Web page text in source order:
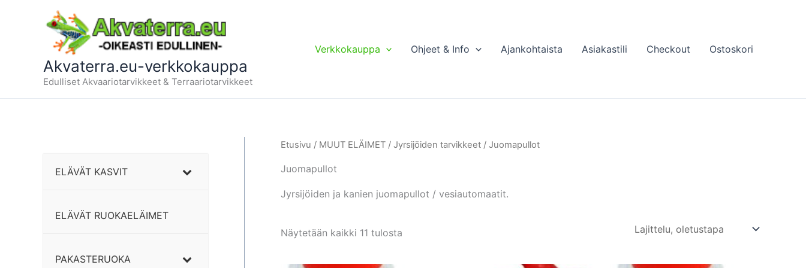
Akvaterra.eu-verkkokauppa
Edulliset Akvaariotarvikkeet & Terraariotarvikkeet
Verkkokauppa Ohjeet & Info Ajankohtaista Asiakastili Checkout Ostoskori
ELÄVÄT KASVIT
ELÄVÄT RUOKAELÄIMET
PAKASTERUOKA
Etusivu / MUUT ELÄIMET / Jyrsijöiden tarvikkeet / Juomapullot
Juomapullot
Jyrsijöiden ja kanien juomapullot / vesiautomaatit.
Näytetään kaikki 11 tulosta